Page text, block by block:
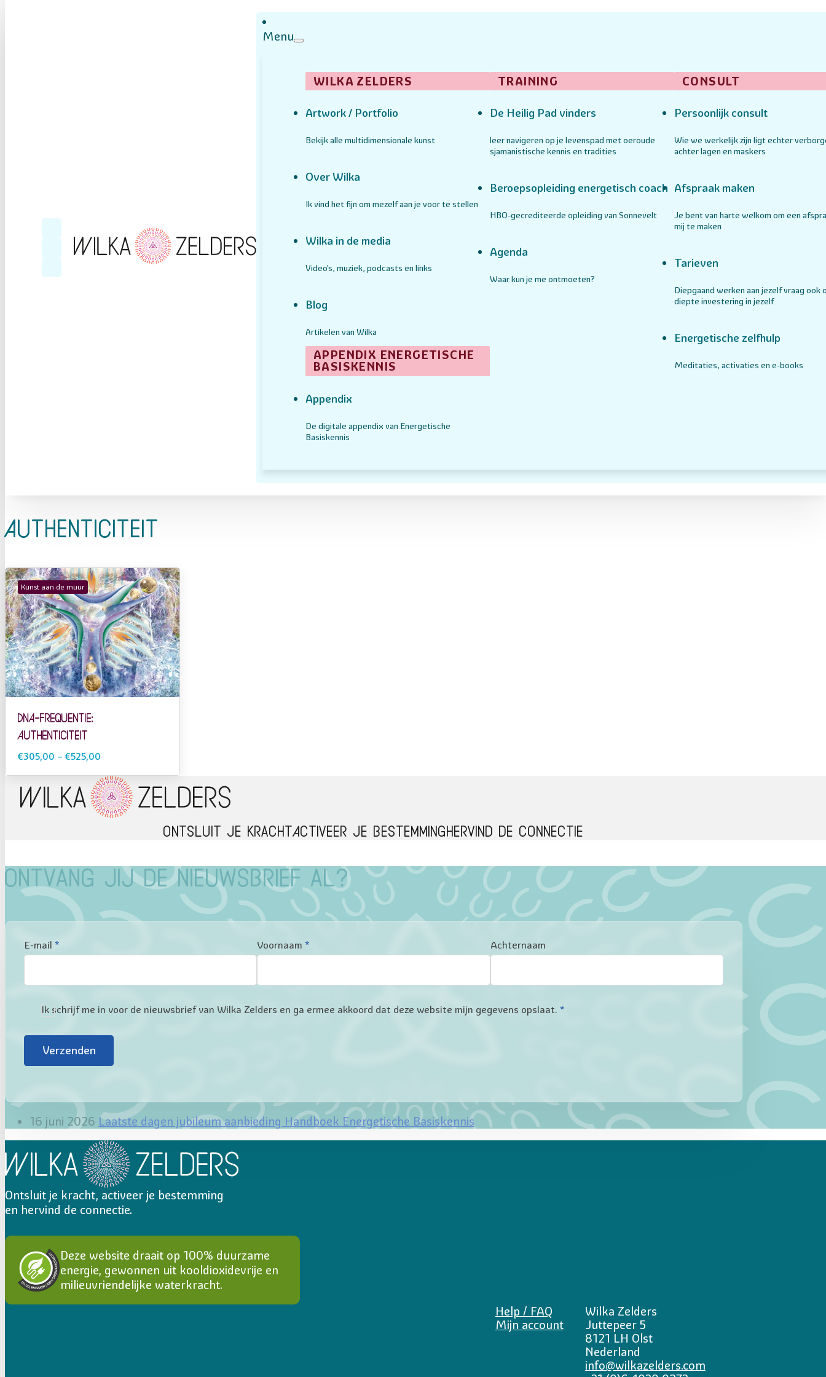
Follow me on Facebook
Follow me on YouTube
Follow me on LinkedIn
Menu
WILKA ZELDERS
Artwork / Portfolio
Bekijk alle multidimensionale kunst
Over Wilka
Ik vind het fijn om mezelf aan je voor te stellen
Wilka in de media
Video's, muziek, podcasts en links
Blog
Artikelen van Wilka
APPENDIX ENERGETISCHE
BASISKENNIS
Appendix
De digitale appendix van Energetische
Basiskennis
TRAINING
De Heilig Pad vinders
leer navigeren op je levenspad met oeroude
sjamanistische kennis en tradities
Beroepsopleiding energetisch coach
HBO-gecrediteerde opleiding van Sonnevelt
Agenda
Waar kun je me ontmoeten?
CONSULT
Persoonlijk consult
Wie we werkelijk zijn ligt echter
achter lagen en maskers
Afspraak maken
Je bent van harte welkom om een
mij te maken
Tarieven
Diepgaand werken aan jezelf vraag ook
diepte investering in jezelf
Energetische zelfhulp
Meditaties, activaties en e-books
Authenticiteit
Kunst aan de muur
DNA-frequentie:
Authenticiteit
€305,00 – €525,00
Ontsluit je krachtActiveer je bestemmingHervind de connectie
Ontvang jij de nieuwsbrief al?
Sectie
E-mail * Voornaam * Achternaam
Ik schrijf me in voor de nieuwsbrief van Wilka Zelders en ga ermee akkoord dat deze website mijn gegevens opslaat. *
Verzenden
16 juni 2026 Laatste dagen jubileum aanbieding Handboek Energetische Basiskennis
Ontsluit je kracht, activeer je bestemming
en hervind de connectie.
Deze website draait op 100% duurzame
energie, gewonnen uit kooldioxidevrije en
milieuvriendelijke waterkracht.
Help / FAQ
Mijn account
Wilka Zelders
Juttepeer 5
8121 LH Olst
Nederland
info@wilkazelders.com